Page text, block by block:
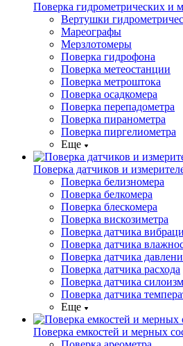
Поверка гидрометрических и
Вертушки
Мареографы
Мерзлотомеры
Поверка гидрофона
Поверка метеостанции
Поверка метроштока
Поверка осадкомера
Поверка перепадометра
Поверка пиранометра
Поверка пиргелиометра
Еще
Поверка датчиков и
Поверка белизномера
Поверка белкомера
Поверка блескомера
Поверка вискозиметра
Поверка датчика
Поверка датчика
Поверка датчика
Поверка датчика расхода
Поверка датчика
Поверка датчика
Еще
Поверка емкостей и мерных